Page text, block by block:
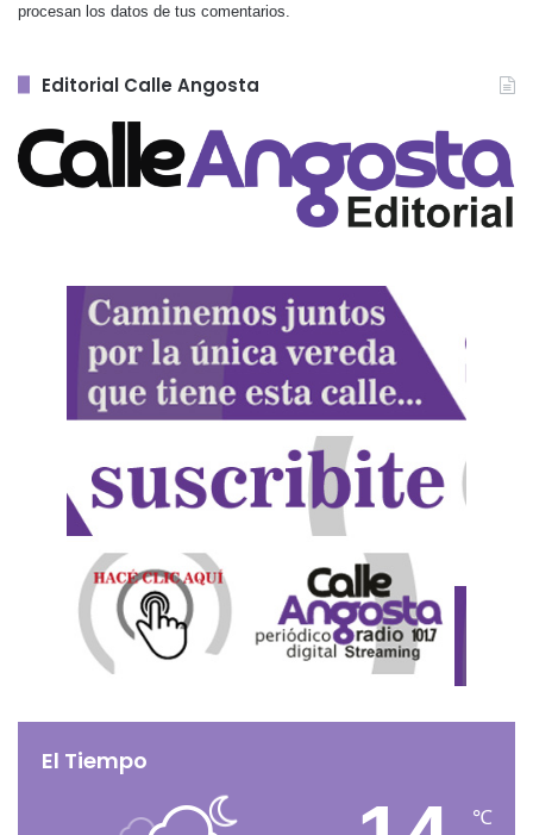
procesan los datos de tus comentarios.
Editorial Calle Angosta
El Tiempo
℃